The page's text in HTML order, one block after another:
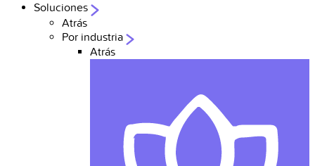
Soluciones
Atrás
Por industria
Atrás